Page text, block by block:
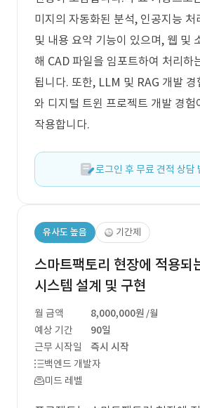
미지의 자동화된 분석, 인공지능 처
및 내용 요약 기능이 있으며, 웹 및
해 CAD 파일을 임포트하여 처리하
됩니다. 또한, LLM 및 RAG 개발
와 디지털 트윈 프로젝트 개발 경험
작용합니다.
로그인 후 무료 견적 상담
유사도 높음 기간제
스마트팩토리 현장에 적용되
시스템 설계 및 구현
월 금액 8,000,000원 /월
예상 기간
90일
근무 시작일
즉시 시작
백엔드 개발자
미드 레벨